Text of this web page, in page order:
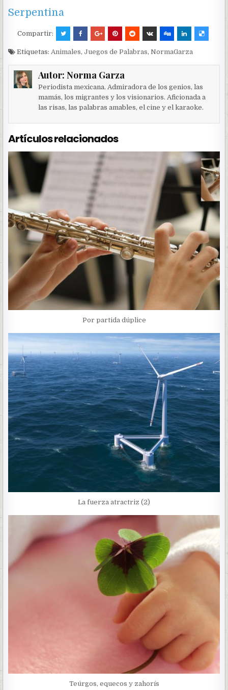
Serpentina
Compartir:
Etiquetas:Animales,Juegos de Palabras,NormaGarza
Autor: Norma Garza
Periodista mexicana. Admiradora de los genios, las
mamás, los migrantes y los visionarios. Aficionada a
las risas, las palabras amables, el cine y el karaoke.
Artículos relacionados
Por partida dúplice
La fuerza atractriz (2)
Teúrgos, equecos y zahorís